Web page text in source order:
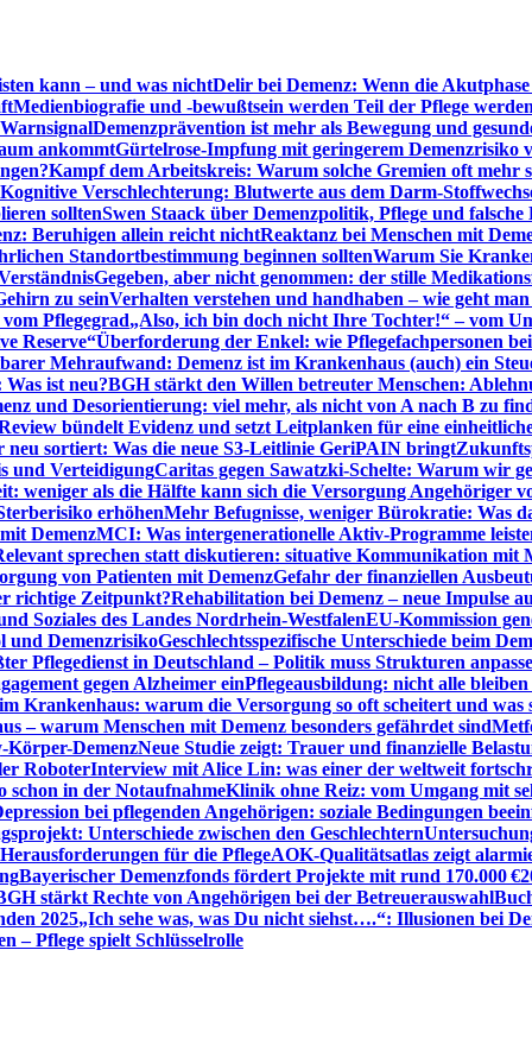
kann – und was nichtDelir bei Demenz: Wenn die
Medienbiografie und -bewußtsein werden Teil der Pflege werden
Demenzprävention ist mehr als Bewegung und
ankommtGürtelrose-Impfung mit geringerem Demenzrisiko
Kampf dem Arbeitskreis: Warum solche Gremien oft mehr
Kognitive Verschlechterung: Blutwerte aus dem Darm-
solltenSwen Staack über Demenzpolitik, Pflege und falsche
Beruhigen allein reicht nichtReaktanz bei Menschen mit
Standortbestimmung beginnen solltenWarum Sie
Gegeben, aber nicht genommen: der stille
zu seinVerhalten verstehen und handhaben – wie geht
Pflegegrad„Also, ich bin doch nicht Ihre Tochter!“ – vom
Reserve“Überforderung der Enkel: wie Pflegefachpersonen
Mehraufwand: Demenz ist im Krankenhaus (auch) ein
ist neu?BGH stärkt den Willen betreuter Menschen:
und Desorientierung: viel mehr, als nicht von A nach B zu
bündelt Evidenz und setzt Leitplanken für eine
neu sortiert: Was die neue S3-Leitlinie GeriPAIN bringt
und VerteidigungCaritas gegen Sawatzki-Schelte: Warum wir
weniger als die Hälfte kann sich die Versorgung Angehöriger
erhöhenMehr Befugnisse, weniger Bürokratie: Was
DemenzMCI: Was intergenerationelle Aktiv-Programme
sprechen statt diskutieren: situative Kommunikation mit
von Patienten mit DemenzGefahr der finanziellen
richtige Zeitpunkt?Rehabilitation bei Demenz – neue Impulse
Soziales des Landes Nordrhein-WestfalenEU-Kommission
und DemenzrisikoGeschlechtsspezifische Unterschiede beim
Pflegedienst in Deutschland – Politik muss Strukturen
gegen Alzheimer einPflegeausbildung: nicht alle bleiben
Krankenhaus: warum die Versorgung so oft scheitert und was
– warum Menschen mit Demenz besonders gefährdet sind
Körper-DemenzNeue Studie zeigt: Trauer und finanzielle
RoboterInterview mit Alice Lin: was einer der weltweit
schon in der NotaufnahmeKlinik ohne Reiz: vom Umgang mit
bei pflegenden Angehörigen: soziale Bedingungen
Unterschiede zwischen den Geschlechtern
für die PflegeAOK-Qualitätsatlas zeigt
Bayerischer Demenzfonds fördert Projekte mit rund 170.000 €
stärkt Rechte von Angehörigen bei der Betreuerauswahl
2025„Ich sehe was, was Du nicht siehst….“: Illusionen bei
– Pflege spielt Schlüsselrolle